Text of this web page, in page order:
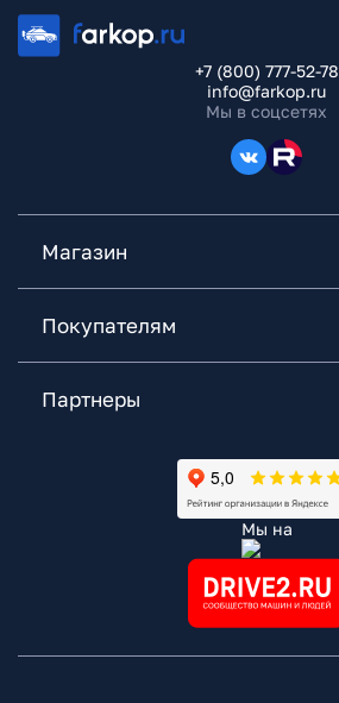
+7 (800) 777-52-78
info@farkop.ru
Мы в соцсетях
Магазин
Покупателям
Партнеры
Мы на